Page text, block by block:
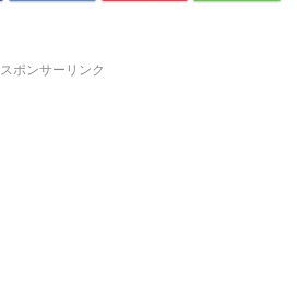
スポンサーリンク